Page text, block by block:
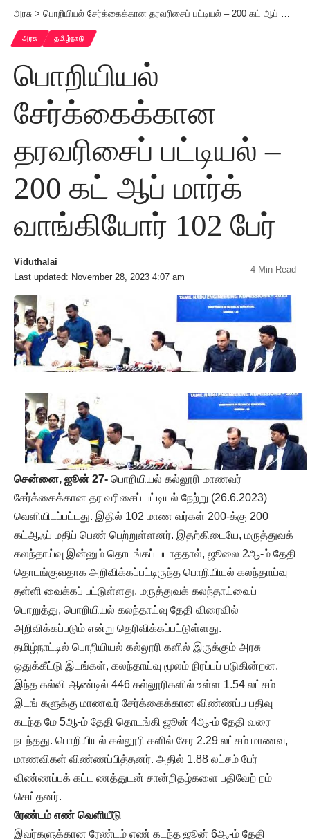
அரசு > பொறியியல் சேர்க்கைக்கான தரவரிசைப் பட்டியல் – 200 கட் ஆப் மார்க் வாங்கியோர் 102 பேர்
அரசு தமிழ்நாடு
பொறியியல்
சேர்க்கைக்கான
தரவரிசைப் பட்டியல் –
200 கட் ஆப் மார்க்
வாங்கியோர் 102 பேர்
Last updated: November 28, 2023 4:07 am
Viduthalai
4 Min Read
சென்னை, ஜூன் 27- பொறியியல் கல்லூரி மாணவர்
சேர்க்கைக்கான தர வரிசைப் பட்டியல் நேற்று (26.6.2023)
வெளியிடப்பட்டது. இதில் 102 மாண வர்கள் 200-க்கு 200
கட்ஆஃப் மதிப் பெண் பெற்றுள்ளனர். இதற்கிடையே, மருத்துவக்
கலந்தாய்வு இன்னும் தொடங்கப் படாததால், ஜூலை 2ஆ-ம் தேதி
தொடங்குவதாக அறிவிக்கப்பட்டிருந்த பொறியியல் கலந்தாய்வு
தள்ளி வைக்கப் பட்டுள்ளது. மருத்துவக் கலந்தாய்வைப்
பொறுத்து, பொறியியல் கலந்தாய்வு தேதி விரைவில்
அறிவிக்கப்படும் என்று தெரிவிக்கப்பட்டுள்ளது.
தமிழ்நாட்டில் பொறியியல் கல்லூரி களில் இருக்கும் அரசு
ஒதுக்கீட்டு இடங்கள், கலந்தாய்வு மூலம் நிரப்பப் படுகின்றன.
இந்த கல்வி ஆண்டில் 446 கல்லூரிகளில் உள்ள 1.54 லட்சம்
இடங் களுக்கு மாணவர் சேர்க்கைக்கான விண்ணப்ப பதிவு
கடந்த மே 5ஆ-ம் தேதி தொடங்கி ஜூன் 4ஆ-ம் தேதி வரை
நடந்தது. பொறியியல் கல்லூரி களில் சேர 2.29 லட்சம் மாணவ,
மாணவிகள் விண்ணப்பித்தனர். அதில் 1.88 லட்சம் பேர்
விண்ணப்பக் கட்ட ணத்துடன் சான்றிதழ்களை பதிவேற் றம்
செய்தனர்.
ரேண்டம் எண் வெளியீடு
இவர்களுக்கான ரேண்டம் எண் கடந்த ஜூன் 6ஆ-ம் தேதி